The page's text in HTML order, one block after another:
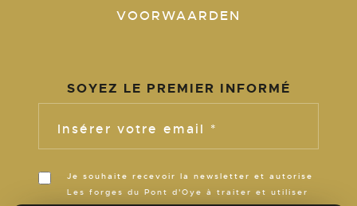
VOORWAARDEN
SOYEZ LE PREMIER INFORMÉ
Insérer votre email *
Je souhaite recevoir la newsletter et autorise
Les forges du Pont d'Oye à traiter et utiliser